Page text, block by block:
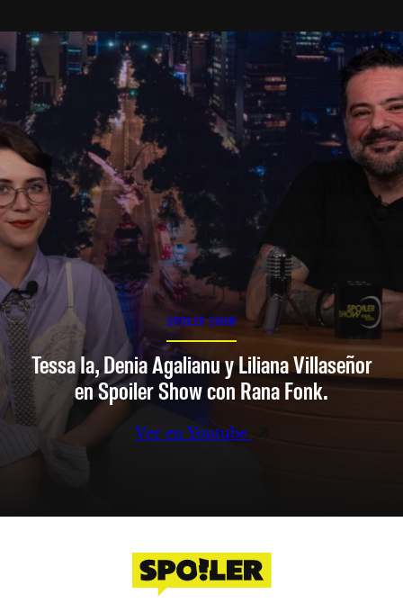
SPOILER SHOW
Tessa Ia, Denia Agalianu y Liliana Villaseñor
en Spoiler Show con Rana Fonk.
Ver en Youtube